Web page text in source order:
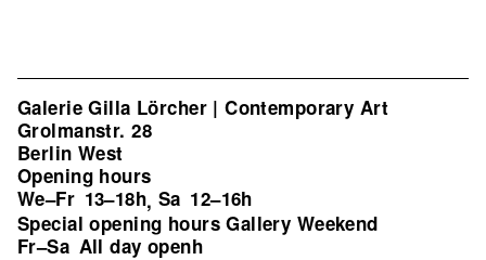
Galerie Gilla Lörcher | Contemporary Art
Grolmanstr. 28
Berlin West
Opening hours
We–Fr 13–18h, Sa 12–16h
Special opening hours Gallery Weekend
Fr–Sa All day openh